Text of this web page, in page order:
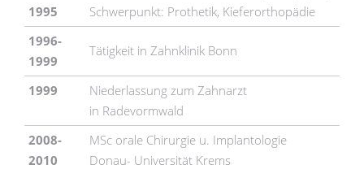
1995
Schwerpunkt: Prothetik, Kieferorthopädie
1996-
1999
Tätigkeit in Zahnklinik Bonn
1999
Niederlassung zum Zahnarzt
in Radevormwald
2008-
2010
MSc orale Chirurgie u. Implantologie
Donau- Universität Krems